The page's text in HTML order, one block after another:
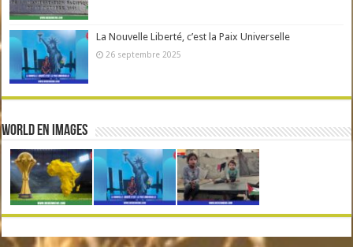
La Nouvelle Liberté, c’est la Paix Universelle
26 septembre 2025
World en Images